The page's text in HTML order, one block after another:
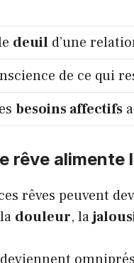
deuil d’une
de ce qui
besoins affectifs
rêve alimente
rêves peuvent
douleur, la